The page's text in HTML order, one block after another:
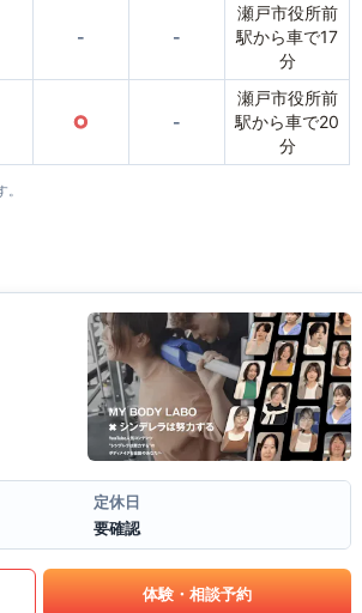
- -
瀬戸市役所前
駅から車で17
分
○ -
瀬戸市役所前
駅から車で20
分
定休日
要確認
体験・相談予約